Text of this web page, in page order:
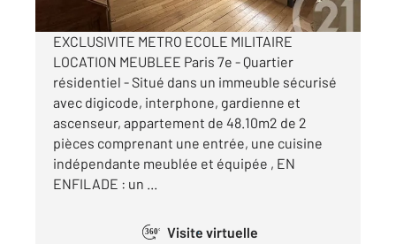
EXCLUSIVITE METRO ECOLE MILITAIRE
LOCATION MEUBLEE Paris 7e - Quartier
résidentiel - Situé dans un immeuble sécurisé
avec digicode, interphone, gardienne et
ascenseur, appartement de 48.10m2 de 2
pièces comprenant une entrée, une cuisine
indépendante meublée et équipée , EN
ENFILADE : un ...
360° Visite virtuelle